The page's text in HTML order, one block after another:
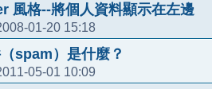
風格--將個人資料顯示在左邊
01-20 15:18
spam）是什麼？
05-01 10:09